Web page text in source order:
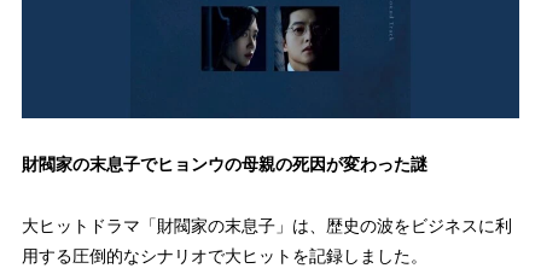
財閥家の末息子でヒョンウの母親の死因が変わった謎
大ヒットドラマ「財閥家の末息子」は、歴史の波をビジネスに利
用する圧倒的なシナリオで大ヒットを記録しました。